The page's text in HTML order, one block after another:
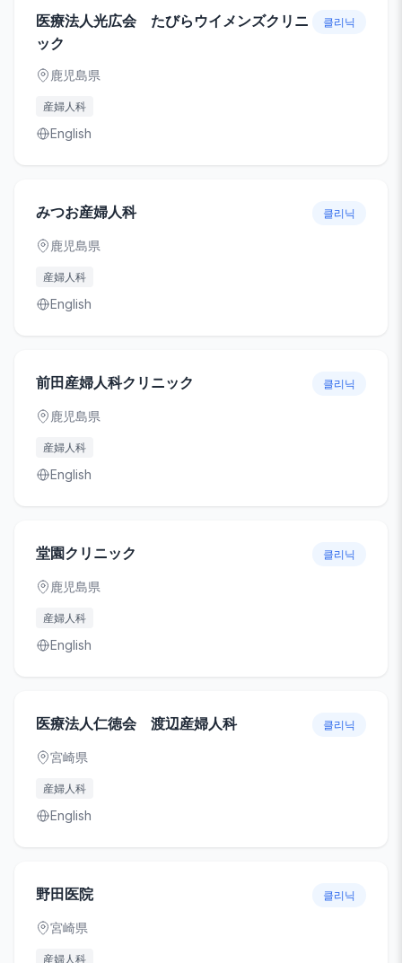
医療法人光広会 たびらウイメンズクリニ
ック
클리닉
鹿児島県
産婦人科
English
みつお産婦人科 클리닉
鹿児島県
産婦人科
English
前田産婦人科クリニック 클리닉
鹿児島県
産婦人科
English
堂園クリニック 클리닉
鹿児島県
産婦人科
English
医療法人仁徳会 渡辺産婦人科 클리닉
宮崎県
産婦人科
English
野田医院 클리닉
宮崎県
産婦人科